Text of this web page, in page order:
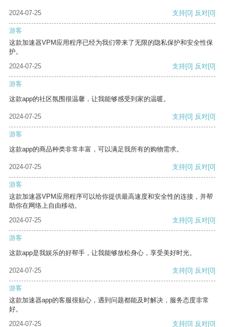
2024-07-25 支持[0] 反对[0]
游客
这款加速器VPM应用程序已经为我们带来了无限的隐私保护和安全性保
护。
2024-07-25
支持[0] 反对[0]
游客
这款app的社区氛围很温馨，让我能够感受到家的温暖。
2024-07-25 支持[0] 反对[0]
游客
这款app的商品种类非常丰富，可以满足我所有的购物需求。
2024-07-25 支持[0] 反对[0]
游客
这款加速器VPM应用程序可以给你提供最高速度和安全性的连接，并帮
助你在网络上自由移动。
2024-07-25
支持[0] 反对[0]
游客
这款app是我娱乐的好帮手，让我能够放松身心，享受美好时光。
2024-07-25 支持[0] 反对[0]
游客
这款加速器app的客服很贴心，遇到问题都能及时解决，服务态度非常
好。
2024-07-25
支持[0] 反对[0]